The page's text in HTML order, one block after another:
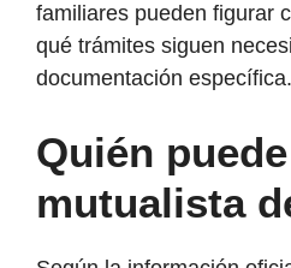
familiares pueden figurar
qué trámites siguen
documentación específica.
Quién
mutualista